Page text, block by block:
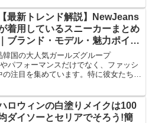
【最新トレンド解説】NewJeans
着用しているスニーカーまとめ
｜ブランド・モデル・魅力ポイン
国の大人気ガールズグループ
パフォーマンスだけでなく、ファッシ
注目を集めています。特に彼女たちが
ロウィンの白塗りメイクは100
ダイソーとセリアでそろう!簡